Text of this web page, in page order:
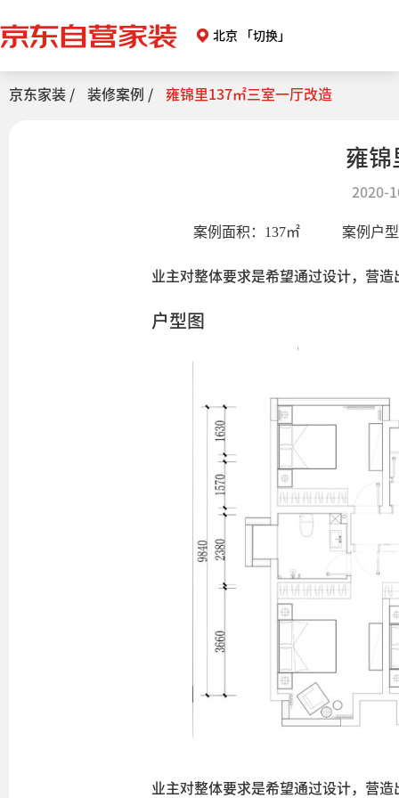
北京 「切换」
京东家装 / 装修案例 / 雍锦里137㎡三室一厅改造
雍锦
2020-
案例面积： 137㎡ 案例户
业主对整体要求是希望通过设计，营
户型图
业主对整体要求是希望通过设计，营